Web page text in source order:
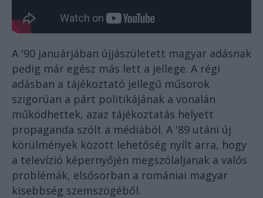
A '90 januárjában újjászületett magyar adásnak
pedig már egész más lett a jellege. A régi
adásban a tájékoztató jellegű műsorok
szigorúan a párt politikájának a vonalán
működhettek, azaz tájékoztatás helyett
propaganda szólt a médiából. A '89 utáni új
körülmények között lehetőség nyílt arra, hogy
a televízió képernyőjén megszólaljanak a valós
problémák, elsősorban a romániai magyar
kisebbség szemszögéből.